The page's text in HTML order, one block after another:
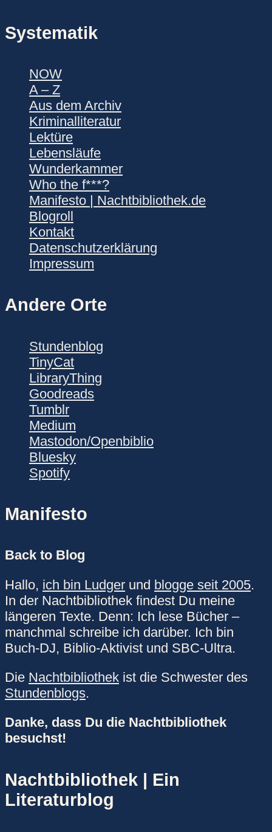
Systematik
NOW
A – Z
Aus dem Archiv
Kriminalliteratur
Lektüre
Lebensläufe
Wunderkammer
Who the f***?
Manifesto | Nachtbibliothek.de
Blogroll
Kontakt
Datenschutzerklärung
Impressum
Andere Orte
Stundenblog
TinyCat
LibraryThing
Goodreads
Tumblr
Medium
Mastodon/Openbiblio
Bluesky
Spotify
Manifesto
Back to Blog
Hallo, ich bin Ludger und blogge seit 2005.
In der Nachtbibliothek findest Du meine
längeren Texte. Denn: Ich lese Bücher –
manchmal schreibe ich darüber. Ich bin
Buch-DJ, Biblio-Aktivist und SBC-Ultra.
Die Nachtbibliothek ist die Schwester des
Stundenblogs.
Danke, dass Du die Nachtbibliothek
besuchst!
Nachtbibliothek | Ein
Literaturblog